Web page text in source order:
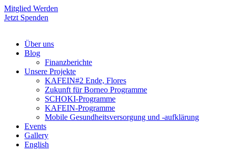
Mitglied Werden
Jetzt Spenden
Über uns
Blog
Finanzberichte
Unsere Projekte
KAFEIN#2 Ende, Flores
Zukunft für Borneo Programme
SCHOKI-Programme
KAFEIN-Programme
Mobile Gesundheitsversorgung und -aufklärung
Events
Gallery
English